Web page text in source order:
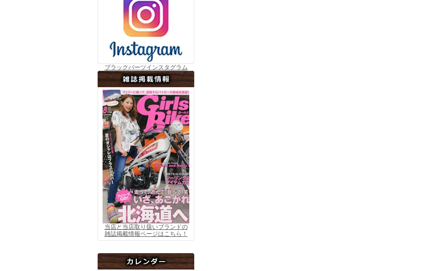
ブラックバーツインスタグラム
当店と当店取り扱いブランドの
雑誌掲載情報ページはこちら！